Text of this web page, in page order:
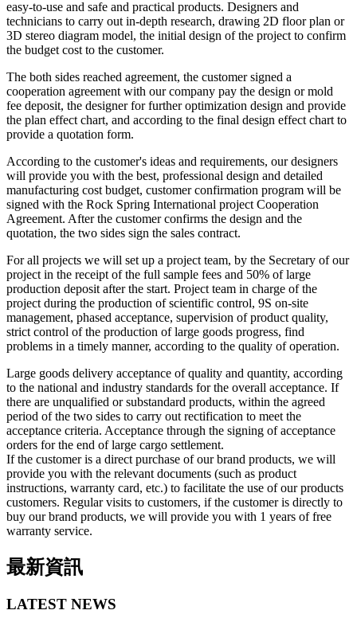
easy-to-use and safe and practical products. Designers and
technicians to carry out in-depth research, drawing 2D floor plan or
3D stereo diagram model, the initial design of the project to confirm
the budget cost to the customer.
The both sides reached agreement, the customer signed a
cooperation agreement with our company pay the design or mold
fee deposit, the designer for further optimization design and provide
the plan effect chart, and according to the final design effect chart to
provide a quotation form.
According to the customer's ideas and requirements, our designers
will provide you with the best, professional design and detailed
manufacturing cost budget, customer confirmation program will be
signed with the Rock Spring International project Cooperation
Agreement. After the customer confirms the design and the
quotation, the two sides sign the sales contract.
For all projects we will set up a project team, by the Secretary of our
project in the receipt of the full sample fees and 50% of large
production deposit after the start. Project team in charge of the
project during the production of scientific control, 9S on-site
management, phased acceptance, supervision of product quality,
strict control of the production of large goods progress, find
problems in a timely manner, according to the quality of operation.
Large goods delivery acceptance of quality and quantity, according
to the national and industry standards for the overall acceptance. If
there are unqualified or substandard products, within the agreed
period of the two sides to carry out rectification to meet the
acceptance criteria. Acceptance through the signing of acceptance
orders for the end of large cargo settlement.
If the customer is a direct purchase of our brand products, we will
provide you with the relevant documents (such as product
instructions, warranty card, etc.) to facilitate the use of our products
customers. Regular visits to customers, if the customer is directly to
buy our brand products, we will provide you with 1 years of free
warranty service.
最新資訊
LATEST NEWS